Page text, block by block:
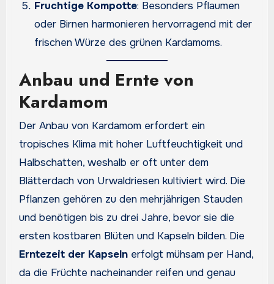
Fruchtige Kompotte: Besonders Pflaumen
oder Birnen harmonieren hervorragend mit der
frischen Würze des grünen Kardamoms.
Anbau und Ernte von
Kardamom
Der Anbau von Kardamom erfordert ein
tropisches Klima mit hoher Luftfeuchtigkeit und
Halbschatten, weshalb er oft unter dem
Blätterdach von Urwaldriesen kultiviert wird. Die
Pflanzen gehören zu den mehrjährigen Stauden
und benötigen bis zu drei Jahre, bevor sie die
ersten kostbaren Blüten und Kapseln bilden. Die
Erntezeit der Kapselnerfolgt mühsam per Hand,
da die Früchte nacheinander reifen und genau